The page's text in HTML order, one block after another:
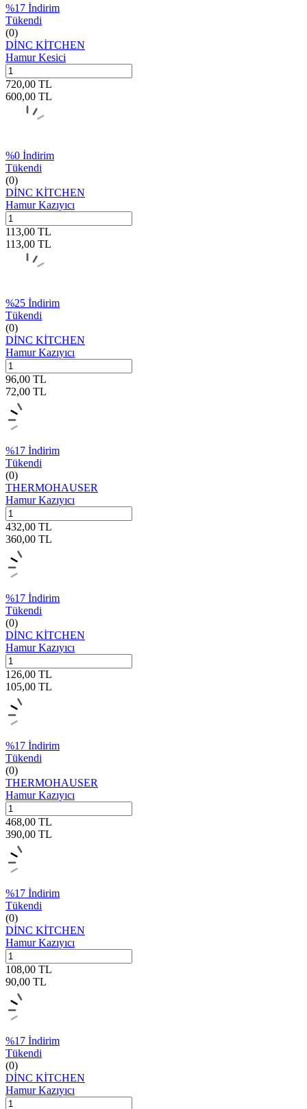
%17 İndirim
Tükendi
(0)
DİNC KİTCHEN
Hamur Kesici
720,00 TL
600,00 TL
%0 İndirim
Tükendi
(0)
DİNC KİTCHEN
Hamur Kazıyıcı
113,00 TL
113,00 TL
%25 İndirim
Tükendi
(0)
DİNC KİTCHEN
Hamur Kazıyıcı
96,00 TL
72,00 TL
%17 İndirim
Tükendi
(0)
THERMOHAUSER
Hamur Kazıyıcı
432,00 TL
360,00 TL
%17 İndirim
Tükendi
(0)
DİNC KİTCHEN
Hamur Kazıyıcı
126,00 TL
105,00 TL
%17 İndirim
Tükendi
(0)
THERMOHAUSER
Hamur Kazıyıcı
468,00 TL
390,00 TL
%17 İndirim
Tükendi
(0)
DİNC KİTCHEN
Hamur Kazıyıcı
108,00 TL
90,00 TL
%17 İndirim
Tükendi
(0)
DİNC KİTCHEN
Hamur Kazıyıcı